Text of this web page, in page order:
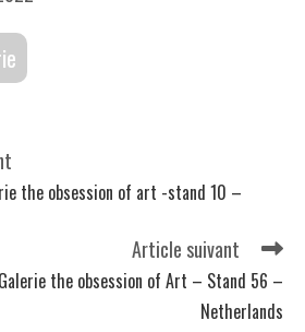
the obsession of art -stand 10 –
Article suivant
the obsession of Art – Stand 56 –
Netherlands